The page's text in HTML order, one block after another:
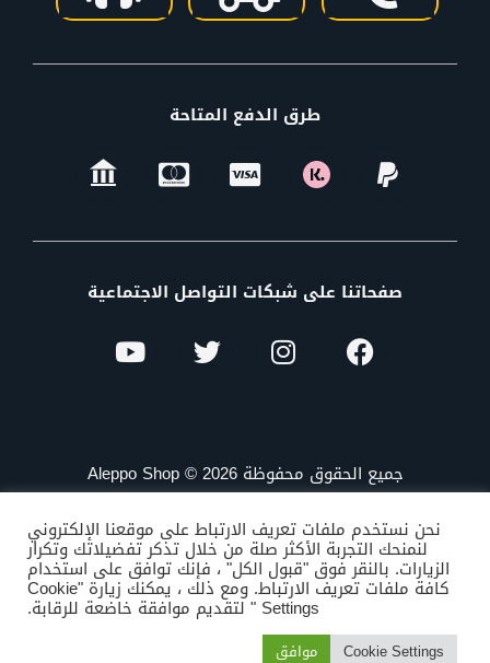
طرق الدفع المتاحة
صفحاتنا على شبكات التواصل الاجتماعية
جميع الحقوق محفوظة Aleppo Shop © 2026
نحن نستخدم ملفات تعريف الارتباط على موقعنا الإلكتروني
لنمنحك التجربة الأكثر صلة من خلال تذكر تفضيلاتك وتكرار
الزيارات. بالنقر فوق "قبول الكل" ، فإنك توافق على استخدام
كافة ملفات تعريف الارتباط. ومع ذلك ، يمكنك زيارة "Cookie
Settings " لتقديم موافقة خاضعة للرقابة.
Cookie Settings موافق